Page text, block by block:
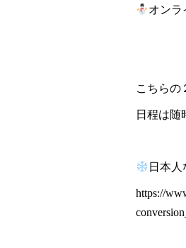
オンラ
こちらの
日程は随
日本
https://